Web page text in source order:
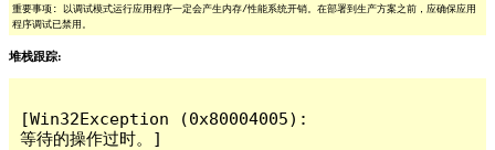
重要事项: 以调试模式运行应用程序一定会产生内存/性能系统开销。在部署到生产方案之前，应确保应用
程序调试已禁用。
堆栈跟踪:
[Win32Exception (0x80004005):
等待的操作过时。]